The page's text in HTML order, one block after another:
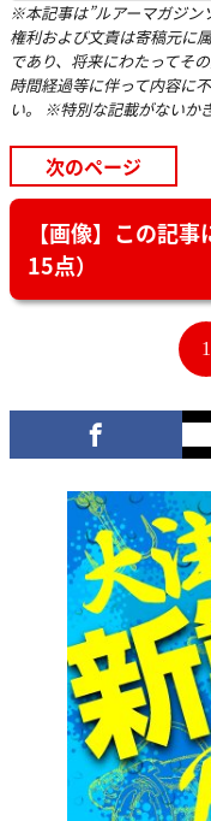
※本記事は”ルアーマガジン
権利および文責は寄稿元に
であり、将来にわたってそ
時間経過等に伴って内容に
い。 ※特別な記載がないか
次のページ
【画像】この記
15点）
1